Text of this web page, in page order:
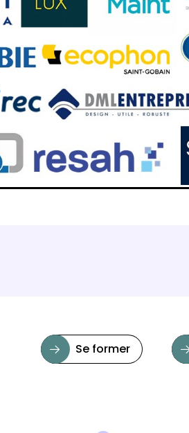
Se former